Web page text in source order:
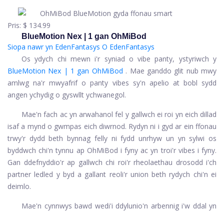
Pris: $ 134.99
BlueMotion Nex | 1 gan OhMiBod
Siopa nawr yn EdenFantasys O EdenFantasys
Os ydych chi mewn i'r syniad o vibe panty, ystyriwch y
BlueMotion Nex | 1 gan OhMiBod . Mae ganddo glit nub mwy
amlwg na'r mwyafrif o panty vibes sy'n apelio at bobl sydd
angen ychydig o gyswllt ychwanegol.
Mae'n fach ac yn arwahanol fel y gallwch ei roi yn eich dillad
isaf a mynd o gwmpas eich diwrnod. Rydyn ni i gyd ar ein ffonau
trwy'r dydd beth bynnag felly ni fydd unrhyw un yn sylwi os
byddwch chi'n tynnu ap OhMiBod i fyny ac yn troi'r vibes i fyny.
Gan ddefnyddio'r ap gallwch chi roi'r rheolaethau drosodd i'ch
partner ledled y byd a gallant reoli'r union beth rydych chi'n ei
deimlo.
Mae'n cynnwys bawd wedi'i ddylunio'n arbennig i'w ddal yn